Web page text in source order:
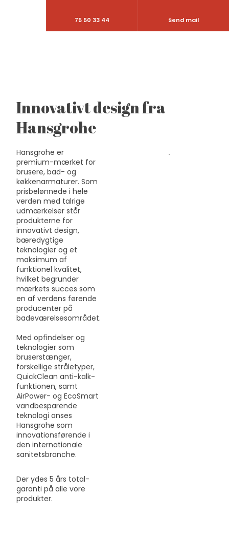
75 50 33 44 Send mail
Innovativt design fra
Hansgrohe
Hansgrohe er
premium-mærket for
brusere, bad- og
køkkenarmaturer. Som
prisbelønnede i hele
verden med talrige
udmærkelser står
produkterne for
innovativt design,
bæredygtige
teknologier og et
maksimum af
funktionel kvalitet,
hvilket begrunder
mærkets succes som
en af verdens førende
producenter på
badeværelsesområdet.
Med opfindelser og
teknologier som
bruserstænger,
forskellige stråletyper,
QuickClean anti-kalk-
funktionen, samt
AirPower- og EcoSmart
vandbesparende
teknologi anses
Hansgrohe som
innovationsførende i
den internationale
sanitetsbranche.
Der ydes 5 års total-
garanti på alle vore
produkter.